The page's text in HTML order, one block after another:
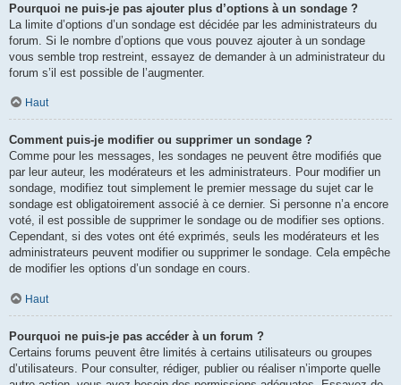
Pourquoi ne puis-je pas ajouter plus d’options à un sondage ?
La limite d’options d’un sondage est décidée par les administrateurs du
forum. Si le nombre d’options que vous pouvez ajouter à un sondage
vous semble trop restreint, essayez de demander à un administrateur du
forum s’il est possible de l’augmenter.
Haut
Comment puis-je modifier ou supprimer un sondage ?
Comme pour les messages, les sondages ne peuvent être modifiés que
par leur auteur, les modérateurs et les administrateurs. Pour modifier un
sondage, modifiez tout simplement le premier message du sujet car le
sondage est obligatoirement associé à ce dernier. Si personne n’a encore
voté, il est possible de supprimer le sondage ou de modifier ses options.
Cependant, si des votes ont été exprimés, seuls les modérateurs et les
administrateurs peuvent modifier ou supprimer le sondage. Cela empêche
de modifier les options d’un sondage en cours.
Haut
Pourquoi ne puis-je pas accéder à un forum ?
Certains forums peuvent être limités à certains utilisateurs ou groupes
d’utilisateurs. Pour consulter, rédiger, publier ou réaliser n’importe quelle